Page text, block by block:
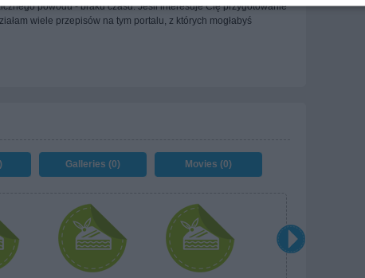
powodu - braku czasu. Jeśli interesuje Cię przygotowanie
wiele przepisów na tym portalu, z których mogłabyś
Galleries (0) Movies (0)